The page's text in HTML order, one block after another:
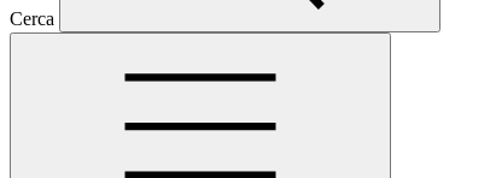
Cerca